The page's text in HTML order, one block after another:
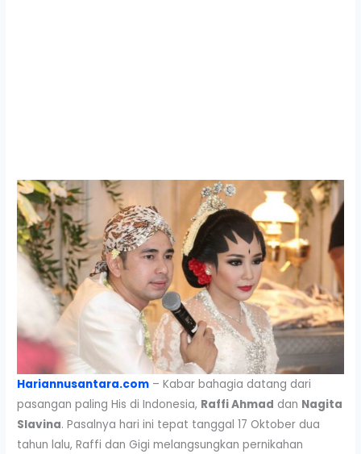
Hariannusantara.com – Kabar bahagia datang dari
pasangan paling His di Indonesia, Raffi Ahmad dan Nagita
Slavina. Pasalnya hari ini tepat tanggal 17 Oktober dua
tahun lalu, Raffi dan Gigi melangsungkan pernikahan